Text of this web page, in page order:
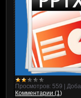
Просмотров: 559
Комментарии (1)